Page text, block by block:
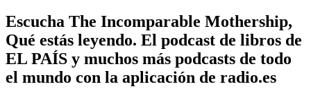
Escucha The Incomparable Mothership,
Qué estás leyendo. El podcast de libros de
EL PAÍS y muchos más podcasts de todo
el mundo con la aplicación de radio.es